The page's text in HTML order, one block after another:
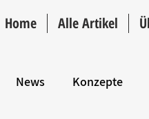
Home Alle Artikel
News Konzepte